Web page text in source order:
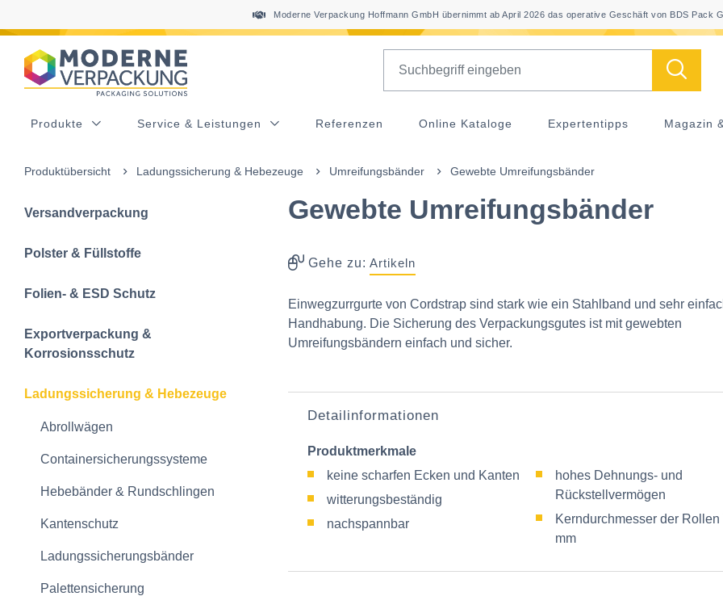
Diese Produkte könnten Sie auch interessieren Moderne Verpackung Hoffmann GmbH übernimmt ab April 2026 das operative Geschäft von BDS Pack
Produkte Service & Leistungen Referenzen Online Kataloge Expertentipps Magazin
Produktübersicht Ladungssicherung & Hebezeuge Umreifungsbänder Gewebte Umreifungsbänder
Versandverpackung
Polster & Füllstoffe
Folien- & ESD Schutz
Exportverpackung &
Korrosionsschutz
Ladungssicherung & Hebezeuge
Abrollwägen
Containersicherungssysteme
Hebebänder & Rundschlingen
Kantenschutz
Ladungssicherungsbänder
Palettensicherung
Gewebte Umreifungsbänder
Gehe zu: Artikeln
Einwegzurrgurte von Cordstrap sind stark wie ein Stahlband und sehr
Handhabung. Die Sicherung des Verpackungsgutes ist mit gewebten
Umreifungsbändern einfach und sicher.
Detailinformationen
Produktmerkmale
keine scharfen Ecken und Kanten
witterungsbeständig
nachspannbar
hohes Dehnungs- und
Rückstellvermögen
Kerndurchmesser der Rollen
mm